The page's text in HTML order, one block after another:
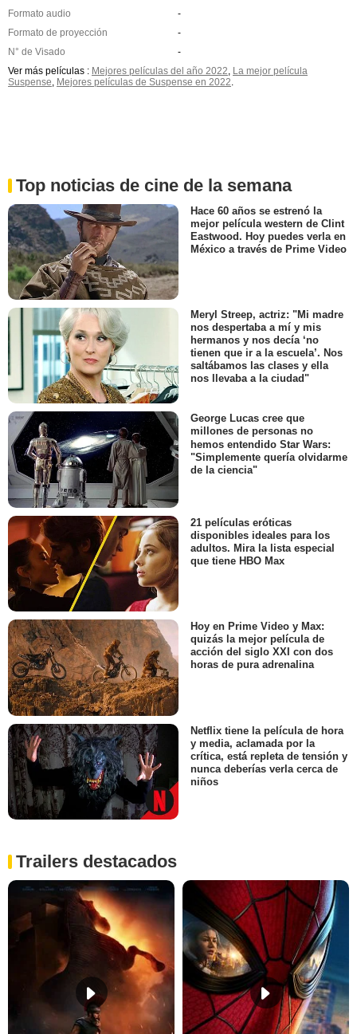
Formato audio
-
Formato de proyección
-
N° de Visado
-
Ver más películas : Mejores películas del año 2022 La mejor película
Suspense Mejores películas de Suspense en 2022
Top noticias de cine de la semana
Hace 60 años se estrenó la
mejor película western de Clint
Eastwood. Hoy puedes verla en
México a través de Prime Video
Meryl Streep, actriz: "Mi madre
nos despertaba a mí y mis
hermanos y nos decía ‘no
tienen que ir a la escuela’. Nos
saltábamos las clases y ella
nos llevaba a la ciudad"
George Lucas cree que
millones de personas no
hemos entendido Star Wars:
"Simplemente quería olvidarme
de la ciencia"
21 películas eróticas
disponibles ideales para los
adultos. Mira la lista especial
que tiene HBO Max
Hoy en Prime Video y Max:
quizás la mejor película de
acción del siglo XXI con dos
horas de pura adrenalina
Netflix tiene la película de hora
y media, aclamada por la
crítica, está repleta de tensión y
nunca deberías verla cerca de
niños
Trailers destacados